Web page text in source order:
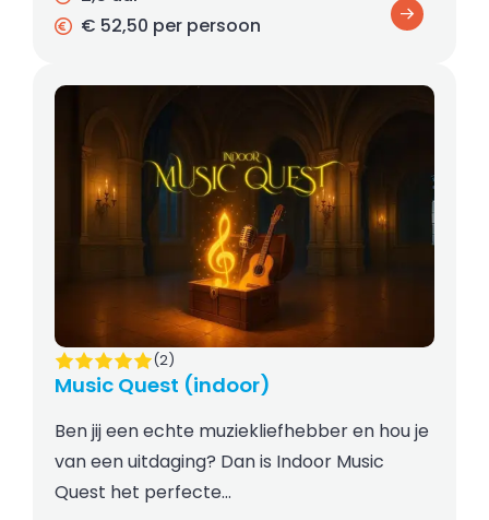
€ 52,50 per persoon
Music Quest (indoor)
(2)
Ben jij een echte muziekliefhebber en hou je
van een uitdaging? Dan is Indoor Music
Quest het perfecte…